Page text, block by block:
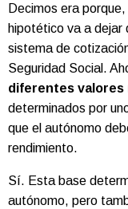
Decimos era
hipotético va a dejar
sistema de
Seguridad Social.
diferentes valores
determinados por
que el autónomo
rendimiento.
Sí. Esta base
autónomo, pero